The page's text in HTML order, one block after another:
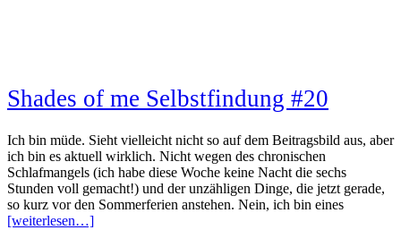
Shades of me Selbstfindung #20
Ich bin müde. Sieht vielleicht nicht so auf dem Beitragsbild aus, aber
ich bin es aktuell wirklich. Nicht wegen des chronischen
Schlafmangels (ich habe diese Woche keine Nacht die sechs
Stunden voll gemacht!) und der unzähligen Dinge, die jetzt gerade,
so kurz vor den Sommerferien anstehen. Nein, ich bin eines
[weiterlesen…]